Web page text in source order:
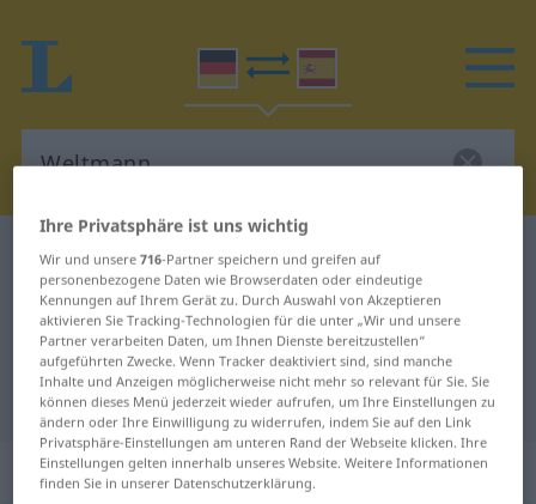
Deutsch-Spanisch Wörterbuch Weltmann
Deutsch-Spanisch Übersetzung für
"Weltmann"
"Weltmann" Spanisch Übersetzung
„Weltmann“: Maskulinum
Ihre Privatsphäre ist uns wichtig
Wir und unsere716-Partner speichern und greifen auf
personenbezogene Daten wie Browserdaten oder eindeutige
Kennungen auf Ihrem Gerät zu. Durch Auswahl von Akzeptieren
aktivieren Sie Tracking-Technologien für die unter „Wir und unsere
Partner verarbeiten Daten, um Ihnen Dienste bereitzustellen“
aufgeführten Zwecke. Wenn Tracker deaktiviert sind, sind manche
Inhalte und Anzeigen möglicherweise nicht mehr so relevant für Sie. Sie
können dieses Menü jederzeit wieder aufrufen, um Ihre Einstellungen zu
ändern oder Ihre Einwilligung zu widerrufen, indem Sie auf den Link
Privatsphäre-Einstellungen am unteren Rand der Webseite klicken. Ihre
Einstellungen gelten innerhalb unseres Website. Weitere Informationen
finden Sie in unserer Datenschutzerklärung.